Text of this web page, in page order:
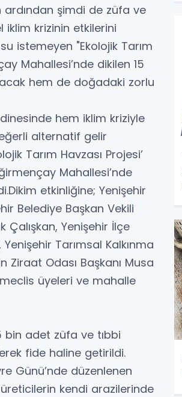
ardından şimdi de züfa ve
iklim krizinin etkilerini
istemeyen "Ekolojik Tarım
Mahallesi’nde dikilen 15
hem de doğadaki zorlu
hem iklim kriziyle
alternatif gelir
Tarım Havzası Projesi’
Mahallesi’nde
etkinliğine; Yenişehir
Belediye Başkan Vekili
Çalışkan, Yenişehir İlçe
Tarımsal Kalkınma
Ziraat Odası Başkanı Musa
meclis üyeleri ve mahalle
bin adet züfa ve tıbbi
fide haline getirildi.
Günü’nde düzenlenen
kendi arazilerinde